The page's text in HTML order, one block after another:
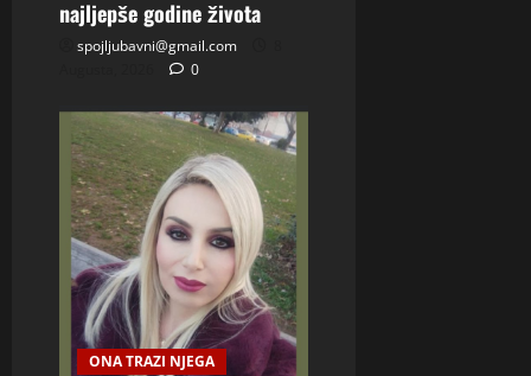
najljepše godine života
spojljubavni@gmail.com
0
ONA TRAZI NJEGA